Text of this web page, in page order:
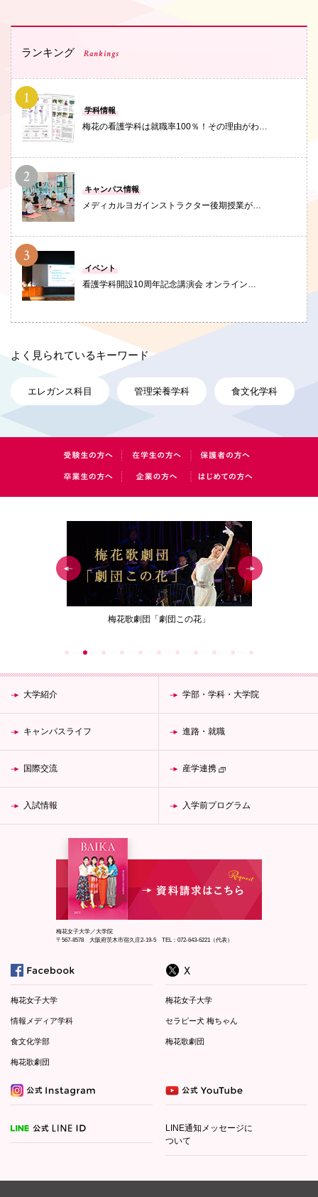
ランキング Rankings
学科情報
梅花の看護学科は就職率100％！その理由がわ…
キャンパス情報
メディカルヨガインストラクター後期授業が…
イベント
看護学科開設10周年記念講演会 オンライン…
よく見られているキーワード
エレガンス科目 管理栄養学科 食文化学科
梅花歌劇団「劇団この花」
大学紹介 学部・学科・大学院
キャンパスライフ 進路・就職
国際交流 産学連携
入試情報 入学前プログラム
梅花女子大学／大学院
〒567-8578 大阪府茨木市宿久庄2-19-5 TEL：072-643-6221（代表）
梅花女子大学
情報メディア学科
食文化学部
梅花歌劇団
梅花女子大学
セラピー犬 梅ちゃん
梅花歌劇団
LINE通知メッセージに
ついて